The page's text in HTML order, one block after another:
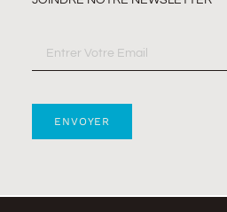
ENVOYER